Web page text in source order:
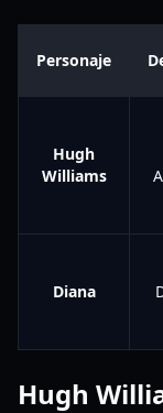
Personaje
Hugh
Williams
Diana
Hugh